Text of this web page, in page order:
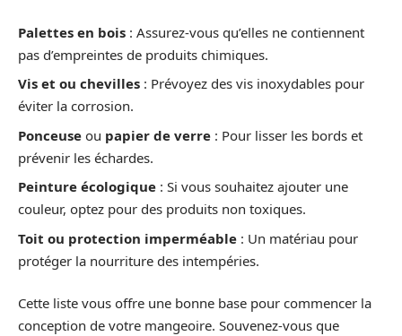
Palettes en bois : Assurez-vous qu’elles ne contiennent
pas d’empreintes de produits chimiques.
Vis et ou chevilles : Prévoyez des vis inoxydables pour
éviter la corrosion.
Ponceuse ou papier de verre : Pour lisser les bords et
prévenir les échardes.
Peinture écologique : Si vous souhaitez ajouter une
couleur, optez pour des produits non toxiques.
Toit ou protection imperméable : Un matériau pour
protéger la nourriture des intempéries.
Cette liste vous offre une bonne base pour commencer la
conception de votre mangeoire. Souvenez-vous que